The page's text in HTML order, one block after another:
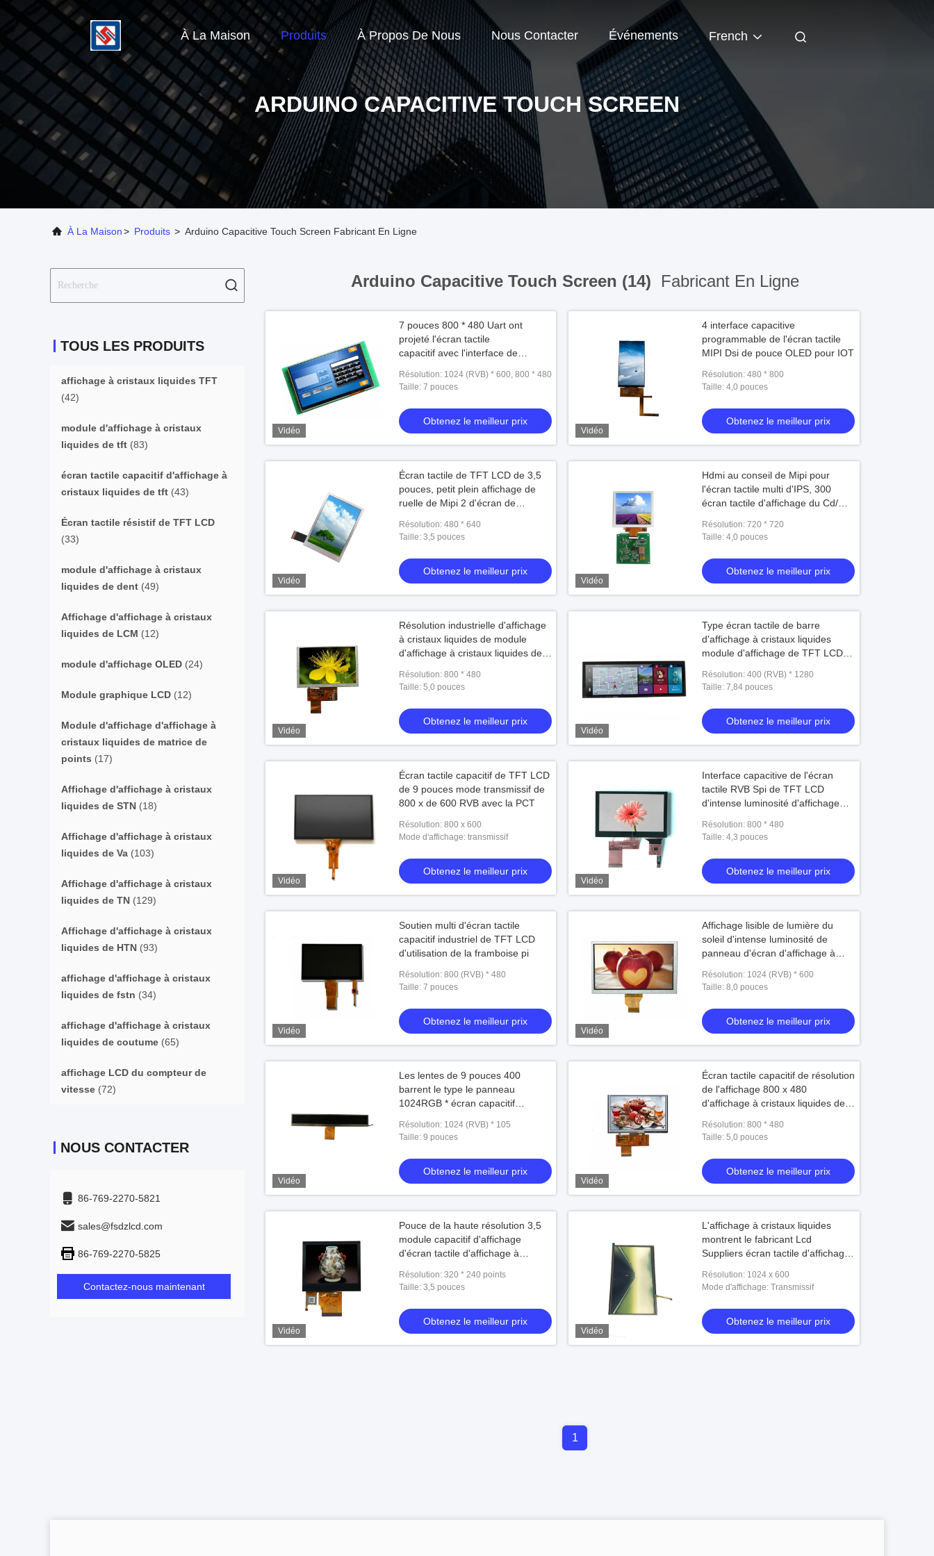
À La Maison Produits À Propos De Nous Nous Contacter Événements French
ARDUINO CAPACITIVE TOUCH SCREEN
À La Maison> Produits > Arduino Capacitive Touch Screen Fabricant En Ligne
TOUS LES PRODUITS
affichage à cristaux liquides TFT
(42)
module d'affichage à cristaux
liquides de tft (83)
écran tactile capacitif d'affichage à
cristaux liquides de tft (43)
Écran tactile résistif de TFT LCD
(33)
module d'affichage à cristaux
liquides de dent (49)
Affichage d'affichage à cristaux
liquides de LCM (12)
module d'affichage OLED (24)
Module graphique LCD (12)
Module d'affichage d'affichage à
cristaux liquides de matrice de
points (17)
Affichage d'affichage à cristaux
liquides de STN (18)
Affichage d'affichage à cristaux
liquides de Va (103)
Affichage d'affichage à cristaux
liquides de TN (129)
Affichage d'affichage à cristaux
liquides de HTN (93)
affichage d'affichage à cristaux
liquides de fstn (34)
affichage d'affichage à cristaux
liquides de coutume (65)
affichage LCD du compteur de
vitesse (72)
NOUS CONTACTER
86-769-2270-5821
sales@fsdzlcd.com
86-769-2270-5825
Contactez-nous maintenant
Arduino Capacitive Touch Screen (14) Fabricant En Ligne
Vidéo
7 pouces 800 * 480 Uart ont
projeté l'écran tactile
capacitif avec l'interface de
Résolution: 1024 (RVB) * 600, 800 * 480
Taille: 7 pouces
Obtenez le meilleur prix
Vidéo
4 interface capacitive
programmable de l'écran tactile
MIPI Dsi de pouce OLED pour IOT
Résolution: 480 * 800
Taille: 4,0 pouces
Obtenez le meilleur prix
Vidéo
Écran tactile de TFT LCD de 3,5
pouces, petit plein affichage de
ruelle de Mipi 2 d'écran de
d'angle de visualisation
Résolution: 480 * 640
Taille: 3,5 pouces
Obtenez le meilleur prix
Vidéo
Hdmi au conseil de Mipi pour
l'écran tactile multi d'IPS, 300
écran tactile d'affichage du Cd/m2
Résolution: 720 * 720
Taille: 4,0 pouces
Obtenez le meilleur prix
Vidéo
Résolution industrielle d'affichage
à cristaux liquides de module
d'affichage à cristaux liquides de
d'affichage d'affichage à cristaux
liquides de TFT de 5 pouces 800 *
480
Résolution: 800 * 480
Taille: 5,0 pouces
Obtenez le meilleur prix
Vidéo
Type écran tactile de barre
d'affichage à cristaux liquides
module d'affichage de TFT LCD
affichage à cristaux liquides 1280
avec l'interface de Mipi
Résolution: 400 (RVB) * 1280
Taille: 7,84 pouces
Obtenez le meilleur prix
Vidéo
Écran tactile capacitif de TFT LCD
de 9 pouces mode transmissif de
800 x de 600 RVB avec la PCT
Résolution: 800 x 600
Mode d'affichage: transmissif
Obtenez le meilleur prix
Vidéo
Interface capacitive de l'écran
tactile RVB Spi de TFT LCD
d'intense luminosité d'affichage
4,3 pouces pour l'équipement
industriel
Résolution: 800 * 480
Taille: 4,3 pouces
Obtenez le meilleur prix
Vidéo
Soutien multi d'écran tactile
capacitif industriel de TFT LCD
d'utilisation de la framboise pi
Résolution: 800 (RVB) * 480
Taille: 7 pouces
Obtenez le meilleur prix
Vidéo
Affichage lisible de lumière du
soleil d'intense luminosité de
panneau d'écran d'affichage à
pouce 1024 x 600 d'IPS 8 avec
l'écran tactile capacitif
Résolution: 1024 (RVB) * 600
Taille: 8,0 pouces
Obtenez le meilleur prix
Vidéo
Les lentes de 9 pouces 400
barrent le type le panneau
1024RGB * écran capacitif
Tft de voiture de Llvds de
panneau de l'écran tactile 105
avec l'interface de RVB
Résolution: 1024 (RVB) * 105
Taille: 9 pouces
Obtenez le meilleur prix
Vidéo
Écran tactile capacitif de résolution
de l'affichage 800 x 480
d'affichage à cristaux liquides de
l'équipement industriel
Résolution: 800 * 480
Taille: 5,0 pouces
Obtenez le meilleur prix
Vidéo
Pouce de la haute résolution 3,5
module capacitif d'affichage
d'écran tactile d'affichage à
TFT
Résolution: 320 * 240 points
Taille: 3,5 pouces
Obtenez le meilleur prix
Vidéo
L'affichage à cristaux liquides
montrent le fabricant Lcd
Suppliers écran tactile d'affichage
d'affichage à cristaux liquides de
TFT de 10 pouces, écran tactile
d'interface de l'affichage à cristaux
liquides LVDS de TFT
Résolution: 1024 x 600
Mode d'affichage: Transmissif
Obtenez le meilleur prix
1